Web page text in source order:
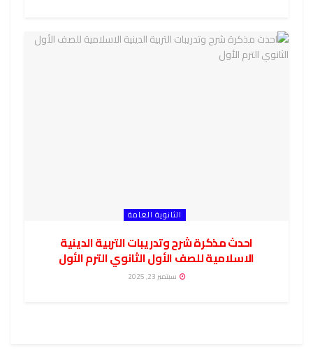
الثانوية العامة
احدث مذكرة شرح وتدريبات التربية الدينية
الاسلامية للصف الأول الثانوي الترم الأول
سبتمبر 23, 2025